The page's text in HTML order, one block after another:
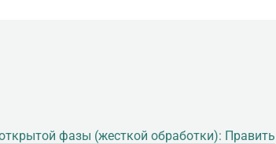
фазы (жесткой обработки): Править